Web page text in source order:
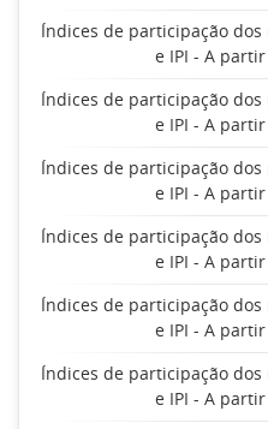
Índices de participação dos
e IPI - A
Índices de participação dos
e IPI - A
Índices de participação dos
e IPI - A
Índices de participação dos
e IPI - A
Índices de participação dos
e IPI - A
Índices de participação dos
e IPI - A